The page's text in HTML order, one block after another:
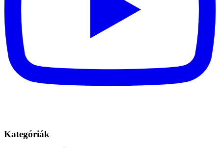
Kategóriák